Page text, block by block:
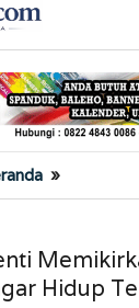
»
Cara
Omongan
Orang
Hidup